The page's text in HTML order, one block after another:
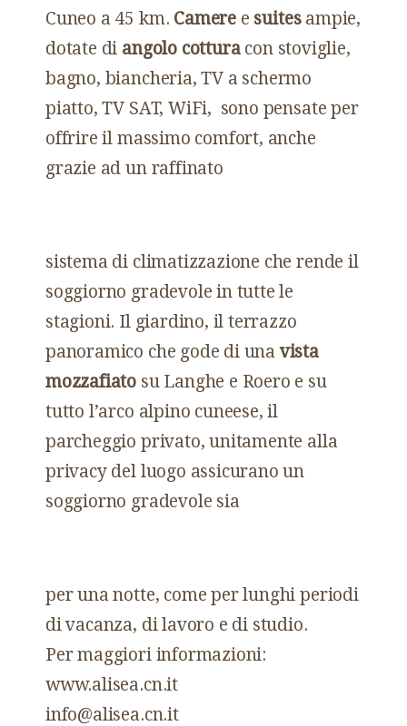
Cuneo a 45 km. Camere e suitesampie,
dotate di angolo cotturacon stoviglie,
bagno, biancheria, TV a schermo
piatto, TV SAT, WiFi, sono pensate per
offrire il massimo comfort, anche
grazie ad un raffinato
sistema di climatizzazione che rende il
soggiorno gradevole in tutte le
stagioni. Il giardino, il terrazzo
panoramico che gode di unavista
mozzafiato su Langhe e Roero e su
tutto l’arco alpino cuneese, il
parcheggio privato, unitamente alla
privacy del luogo assicurano un
soggiorno gradevole sia
per una notte, come per lunghi periodi
di vacanza, di lavoro e di studio.
Per maggiori informazioni:
www.alisea.cn.it
info@alisea.cn.it